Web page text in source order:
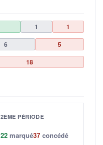
1
1
6
5
18
2ÈME PÉRIODE
22 marqué37 concédé